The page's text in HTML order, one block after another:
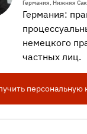
Германия, Нижняя
Германия:
немецкого
частных лиц.
персональную